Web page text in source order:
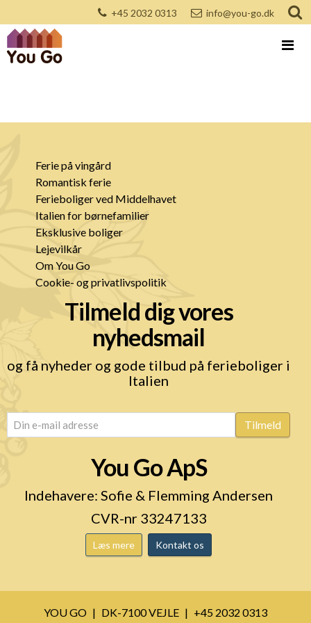
+45 2032 0313 info@you-go.dk
Ferie på vingård
Romantisk ferie
Ferieboliger ved Middelhavet
Italien for børnefamilier
Eksklusive boliger
Lejevilkår
Om You Go
Cookie- og privatlivspolitik
Tilmeld dig vores
nyhedsmail
og få nyheder og gode tilbud på ferieboliger i
Italien
email (Påkrævet) Tilmeld
You Go ApS
Indehavere: Sofie & Flemming Andersen
CVR-nr 33247133
Læs mere Kontakt os
YOU GO DK-7100 VEJLE
+45 2032 0313